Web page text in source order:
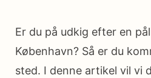
Er du på udkig efter en
København? Så er du
sted. I denne artikel vil vi